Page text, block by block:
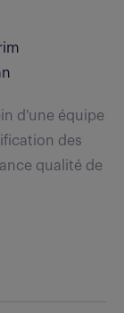
d'une équipe
des
qualité de